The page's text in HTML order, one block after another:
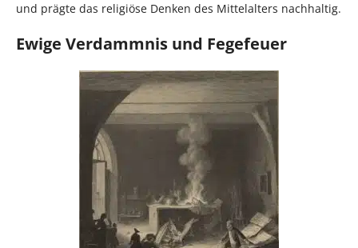
und prägte das religiöse Denken des Mittelalters nachhaltig.
Ewige Verdammnis und Fegefeuer